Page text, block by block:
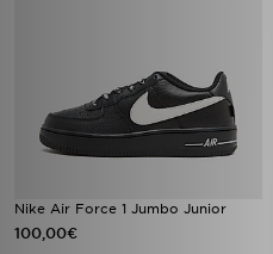
Nike Air Force 1 Jumbo Junior
100,00€